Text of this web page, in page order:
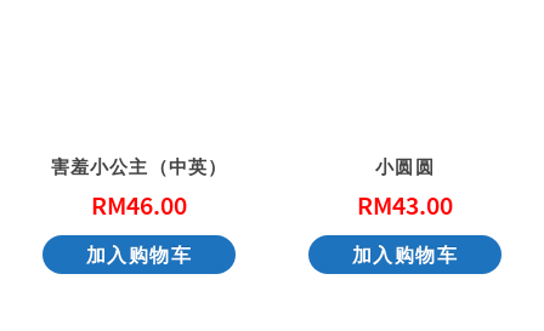
害羞小公主（中英）
RM46.00
加入购物车
小圆圆
RM43.00
加入购物车